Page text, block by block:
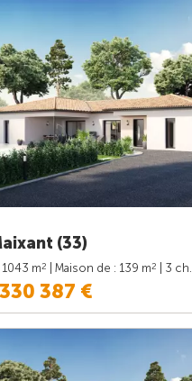
(33)
m2 | Maison de : 139 m2
| 3 ch.
330 387 €